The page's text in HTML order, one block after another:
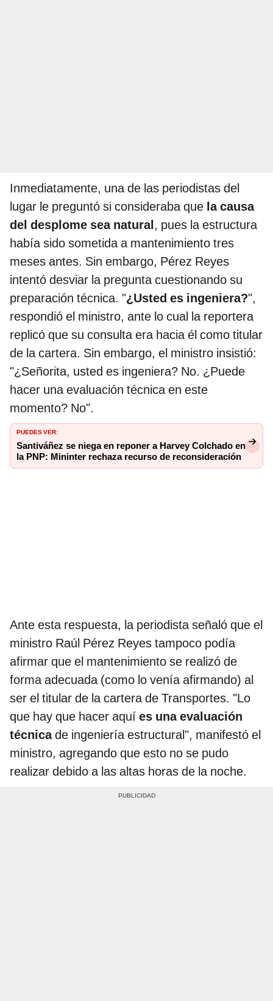
Inmediatamente, una de las periodistas del
lugar le preguntó si consideraba que la causa
del desplome sea natural, pues la estructura
había sido sometida a mantenimiento tres
meses antes. Sin embargo, Pérez Reyes
intentó desviar la pregunta cuestionando su
preparación técnica. "¿Usted es ingeniera?",
respondió el ministro, ante lo cual la reportera
replicó que su consulta era hacia él como titular
de la cartera. Sin embargo, el ministro insistió:
"¿Señorita, usted es ingeniera? No. ¿Puede
hacer una evaluación técnica en este
momento? No".
PUEDES VER:
Santiváñez se niega en reponer a Harvey Colchado en
la PNP: Mininter rechaza recurso de reconsideración
Ante esta respuesta, la periodista señaló que el
ministro Raúl Pérez Reyes tampoco podía
afirmar que el mantenimiento se realizó de
forma adecuada (como lo venía afirmando) al
ser el titular de la cartera de Transportes. "Lo
que hay que hacer aquí es una evaluación
técnicade ingeniería estructural", manifestó el
ministro, agregando que esto no se pudo
realizar debido a las altas horas de la noche.